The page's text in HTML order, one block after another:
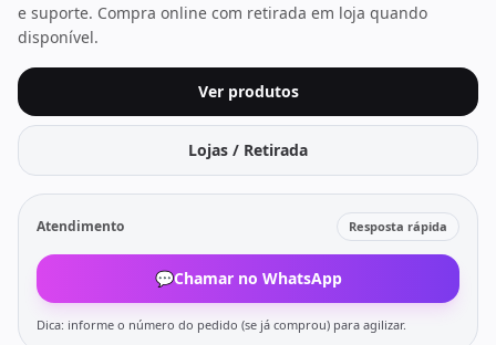
e suporte. Compra online com retirada em loja quando
disponível.
Ver produtos
Lojas / Retirada
Atendimento Resposta rápida
💬Chamar no WhatsApp
Dica: informe o número do pedido (se já comprou) para agilizar.